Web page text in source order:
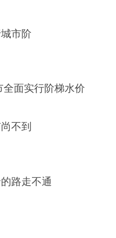
市阶
面实行阶梯水价
不到
路走不通